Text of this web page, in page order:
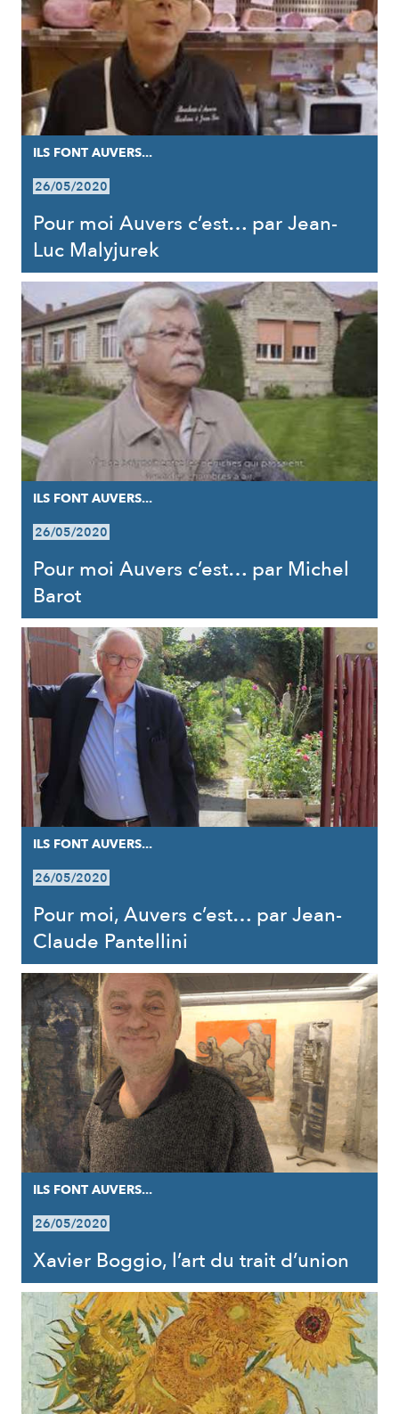
ILS FONT AUVERS...
26/05/2020
Pour moi Auvers c’est… par Jean-
Luc Malyjurek
ILS FONT AUVERS...
26/05/2020
Pour moi Auvers c’est… par Michel
Barot
ILS FONT AUVERS...
26/05/2020
Pour moi, Auvers c’est… par Jean-
Claude Pantellini
ILS FONT AUVERS...
26/05/2020
Xavier Boggio, l’art du trait d’union